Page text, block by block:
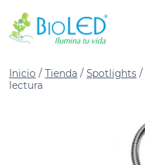
Inicio / Tienda / Spotlights /
lectura